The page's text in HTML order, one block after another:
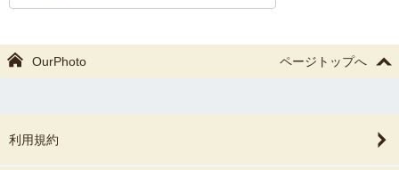
OurPhoto ページトップへ
利用規約